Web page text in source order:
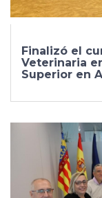
Finalizó el
Veterinaria
Superior en